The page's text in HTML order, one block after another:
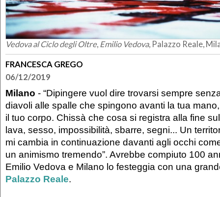
Vedova al Ciclo degli Oltre, Emilio Vedova, Palazzo Reale,
FRANCESCA GREGO
06/12/2019
Milano - “Dipingere vuol dire trovarsi sempre
diavoli alle spalle che spingono avanti la tua
il tuo corpo. Chissà che cosa si registra alla fine
lava, sesso, impossibilità, sbarre, segni... Un
mi cambia in continuazione davanti agli occhi
un animismo tremendo”. Avrebbe compiuto 100
Emilio Vedova e Milano lo festeggia con una
Palazzo Reale.